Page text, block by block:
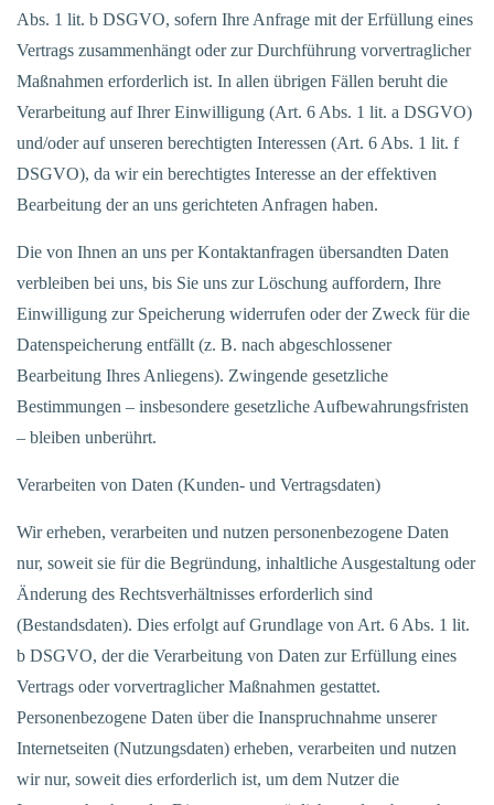
Abs. 1 lit. b DSGVO, sofern Ihre Anfrage mit der Erfüllung eines
Vertrags zusammenhängt oder zur Durchführung vorvertraglicher
Maßnahmen erforderlich ist. In allen übrigen Fällen beruht die
Verarbeitung auf Ihrer Einwilligung (Art. 6 Abs. 1 lit. a DSGVO)
und/oder auf unseren berechtigten Interessen (Art. 6 Abs. 1 lit. f
DSGVO), da wir ein berechtigtes Interesse an der effektiven
Bearbeitung der an uns gerichteten Anfragen haben.
Die von Ihnen an uns per Kontaktanfragen übersandten Daten
verbleiben bei uns, bis Sie uns zur Löschung auffordern, Ihre
Einwilligung zur Speicherung widerrufen oder der Zweck für die
Datenspeicherung entfällt (z. B. nach abgeschlossener
Bearbeitung Ihres Anliegens). Zwingende gesetzliche
Bestimmungen – insbesondere gesetzliche Aufbewahrungsfristen
– bleiben unberührt.
Verarbeiten von Daten (Kunden- und Vertragsdaten)
Wir erheben, verarbeiten und nutzen personenbezogene Daten
nur, soweit sie für die Begründung, inhaltliche Ausgestaltung oder
Änderung des Rechtsverhältnisses erforderlich sind
(Bestandsdaten). Dies erfolgt auf Grundlage von Art. 6 Abs. 1 lit.
b DSGVO, der die Verarbeitung von Daten zur Erfüllung eines
Vertrags oder vorvertraglicher Maßnahmen gestattet.
Personenbezogene Daten über die Inanspruchnahme unserer
Internetseiten (Nutzungsdaten) erheben, verarbeiten und nutzen
wir nur, soweit dies erforderlich ist, um dem Nutzer die